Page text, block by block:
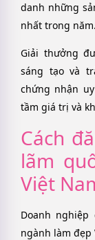
danh những
nhất trong năm.
Giải thưởng
sáng tạo và
chứng nhận
tầm giá trị và
Cách
lãm
Việt
Doanh
ngành làm đẹp